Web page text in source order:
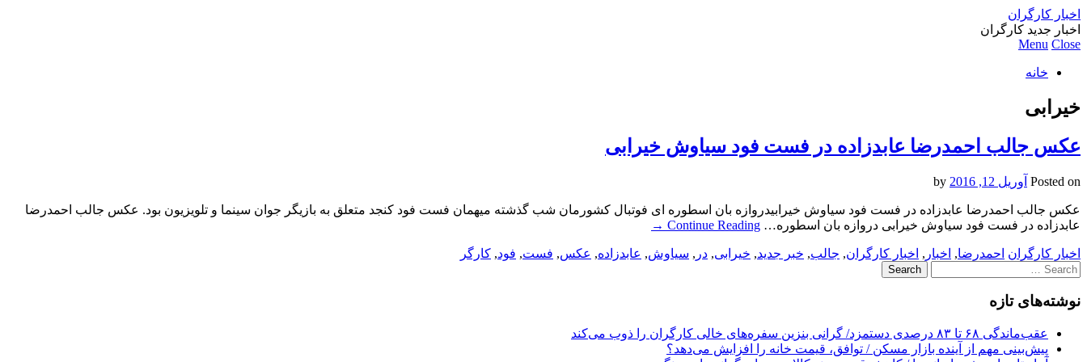
اخبار کارگران
اخبار جدید کارگران
Menu Close
خانه
خیرابی
عکس جالب احمدرضا عابدزاده در فست فود سیاوش خیرابی
Posted on آوریل 12, 2016
عکس جالب احمدرضا عابدزاده در فست فود سیاوش خیرابیدروازه بان اسطوره ای فوتبال کشورمان شب گذشته میهمان فست فود کنجد متعلق به بازیگر جوان سینما و تلویزیون بود. عکس جالب احمدرضا
عابدزاده در فست فود سیاوش خیرابی دروازه بان اسطوره… Continue Reading
→
اخبار کارگران احمدرضا, اخبار , اخبار کارگران, جالب, خبر جدید, خیرابی, در , سیاوش, عابدزاده, عکس, فست, فود, کارگر
Search
for:
نوشته‌های تازه
عقب‌ماندگی ۶۸ تا ۸۳ درصدی دستمزد/ گرانی بنزین سفره‌های خالی کارگران را ذوب می‌کند
پیش‌بینی مهم از آینده بازار مسکن / توافق، قیمت خانه را افزایش می‌دهد؟